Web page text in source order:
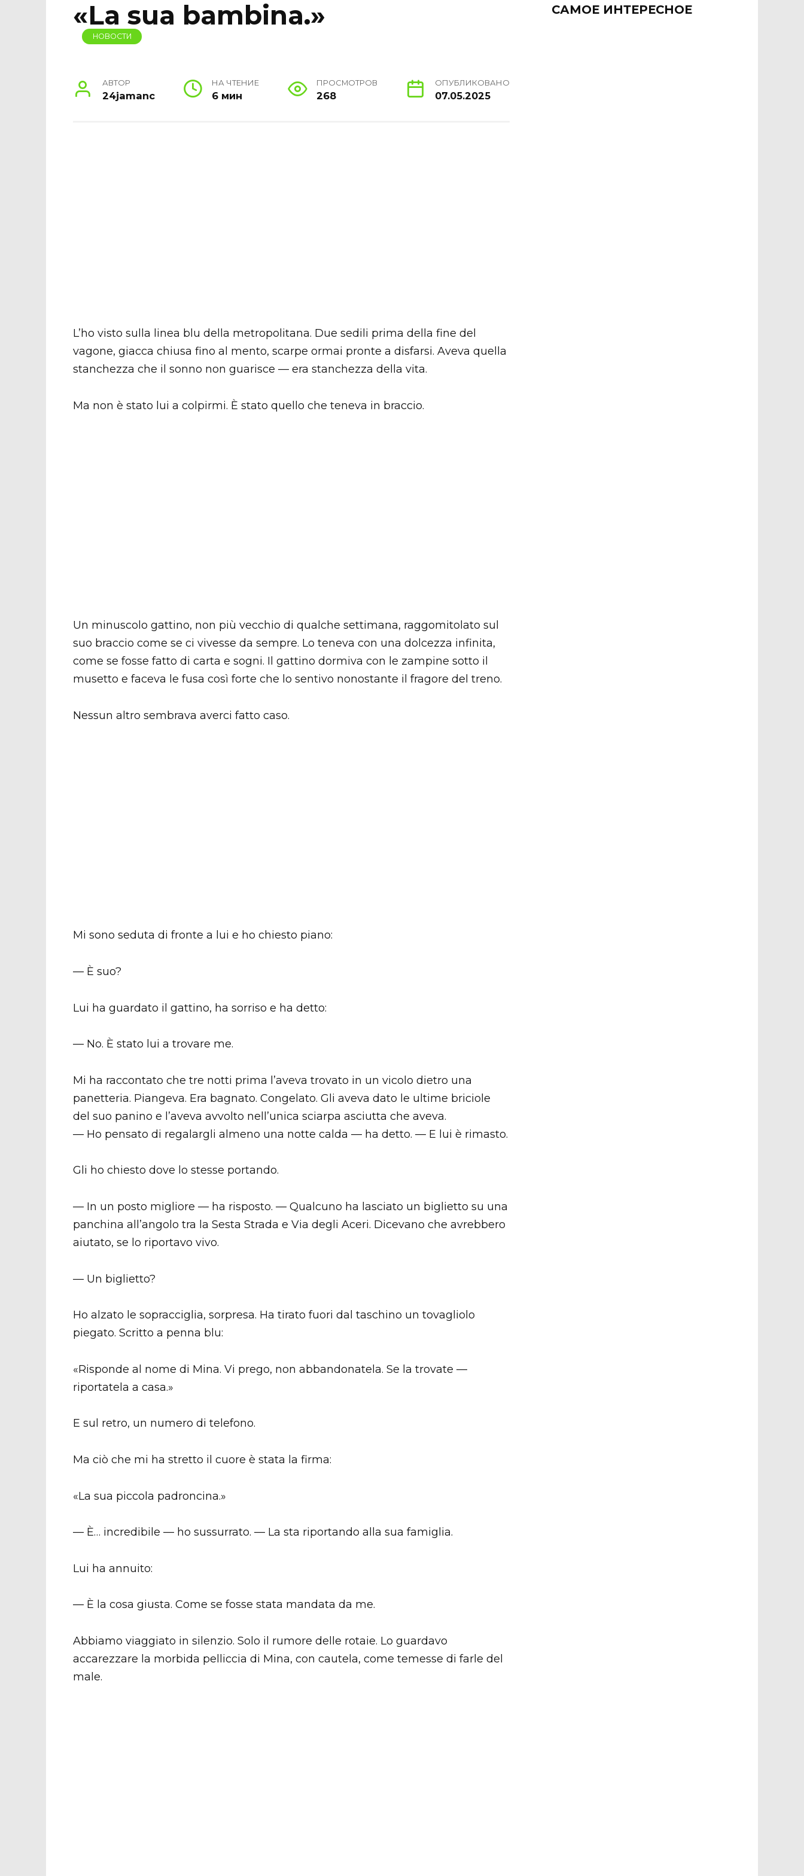
«La sua bambina.»
НОВОСТИ
АВТОР
24jamanc
НА ЧТЕНИЕ
6 мин
ПРОСМОТРОВ
268
ОПУБЛИКОВАНО
07.05.2025
L’ho visto sulla linea blu della metropolitana. Due sedili prima della fine del
vagone, giacca chiusa fino al mento, scarpe ormai pronte a disfarsi. Aveva quella
stanchezza che il sonno non guarisce — era stanchezza della vita.
Ma non è stato lui a colpirmi. È stato quello che teneva in braccio.
Un minuscolo gattino, non più vecchio di qualche settimana, raggomitolato sul
suo braccio come se ci vivesse da sempre. Lo teneva con una dolcezza infinita,
come se fosse fatto di carta e sogni. Il gattino dormiva con le zampine sotto il
musetto e faceva le fusa così forte che lo sentivo nonostante il fragore del treno.
Nessun altro sembrava averci fatto caso.
Mi sono seduta di fronte a lui e ho chiesto piano:
— È suo?
Lui ha guardato il gattino, ha sorriso e ha detto:
— No. È stato lui a trovare me.
Mi ha raccontato che tre notti prima l’aveva trovato in un vicolo dietro una
panetteria. Piangeva. Era bagnato. Congelato. Gli aveva dato le ultime briciole
del suo panino e l’aveva avvolto nell’unica sciarpa asciutta che aveva.
— Ho pensato di regalargli almeno una notte calda — ha detto. — E lui è rimasto.
Gli ho chiesto dove lo stesse portando.
— In un posto migliore — ha risposto. — Qualcuno ha lasciato un biglietto su una
panchina all’angolo tra la Sesta Strada e Via degli Aceri. Dicevano che avrebbero
aiutato, se lo riportavo vivo.
— Un biglietto?
Ho alzato le sopracciglia, sorpresa. Ha tirato fuori dal taschino un tovagliolo
piegato. Scritto a penna blu:
«Risponde al nome di Mina. Vi prego, non abbandonatela. Se la trovate —
riportatela a casa.»
E sul retro, un numero di telefono.
Ma ciò che mi ha stretto il cuore è stata la firma:
«La sua piccola padroncina.»
— È… incredibile — ho sussurrato. — La sta riportando alla sua famiglia.
Lui ha annuito:
— È la cosa giusta. Come se fosse stata mandata da me.
Abbiamo viaggiato in silenzio. Solo il rumore delle rotaie. Lo guardavo
accarezzare la morbida pelliccia di Mina, con cautela, come temesse di farle del
male.
САМОЕ ИНТЕРЕСНОЕ